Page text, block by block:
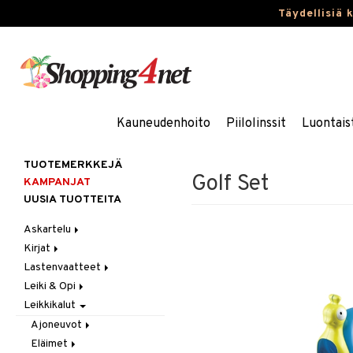
Täydellisiä
Kauneudenhoito Piilolinssit
Golf Set
TUOTEMERKKEJÄ
KAMPANJAT
UUSIA TUOTTEITA
Askartelu
Askartelumateriaalit
Askartelusetti
Helmet
Koulutarvikkeet
Muovailuvaha
Piirrä ja maalaa
Kirjat
Askartelukirjat
Maalauskirjat
Päiväkirjat
Lastenvaatteet
Alaosat
Leggingsit
Alusvaatteet & Sukat
Kengät
Mekot
Leiki & Opi
Opetuslelut
Oppimispelit
Soittimet
Leikkikalut
Ajoneuvot
Autoradat
Eläimet